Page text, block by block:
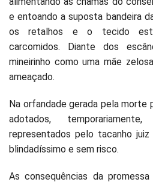
e entoando a suposta bandeira
os retalhos e o tecido
carcomidos. Diante dos
mineirinho como uma mãe
ameaçado.
Na orfandade gerada pela
adotados,
representados pelo tacanho
blindadíssimo e sem risco.
As consequências da